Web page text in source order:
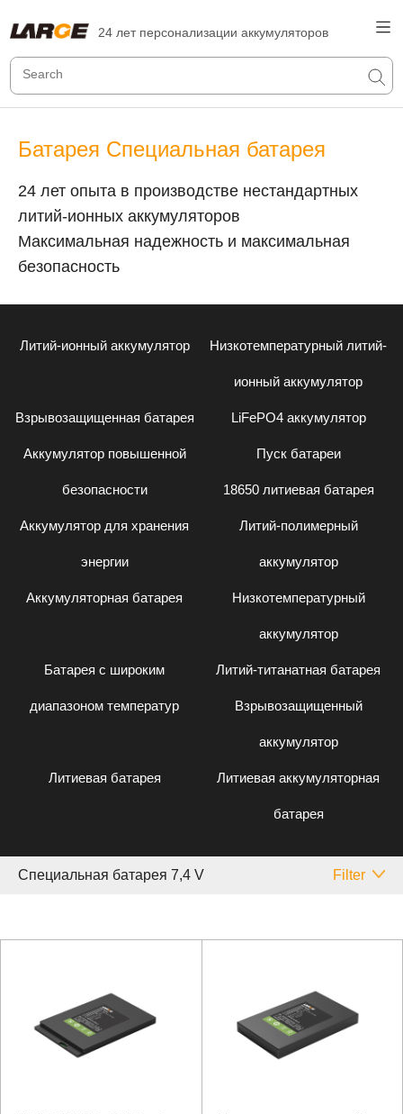
24 лет персонализации аккумуляторов
Батарея Специальная батарея
24 лет опыта в производстве нестандартных
литий-ионных аккумуляторов
Максимальная надежность и максимальная
безопасность
Литий-ионный аккумулятор Низкотемпературный литий-
ионный аккумулятор
Взрывозащищенная батарея LiFePO4 аккумулятор
Аккумулятор повышенной
безопасности
Пуск батареи
18650 литиевая батарея
Аккумулятор для хранения
энергии
Литий-полимерный
аккумулятор
Аккумуляторная батарея Низкотемпературный
аккумулятор
Батарея с широким
диапазоном температур
Литий-титанатная батарея
Взрывозащищенный
аккумулятор
Литиевая батарея Литиевая аккумуляторная
батарея
Специальная батарея 7,4 V Filter